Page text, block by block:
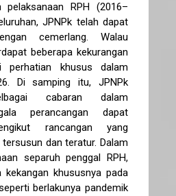
RPH (2016–
JPNPk telah dapat
cemerlang. Walau
beberapa kekurangan
perhatian khusus dalam
Di samping itu, JPNPk
cabaran dalam
perancangan dapat
rancangan yang
dan teratur. Dalam
separuh penggal RPH,
kekangan khususnya pada
berlakunya pandemik